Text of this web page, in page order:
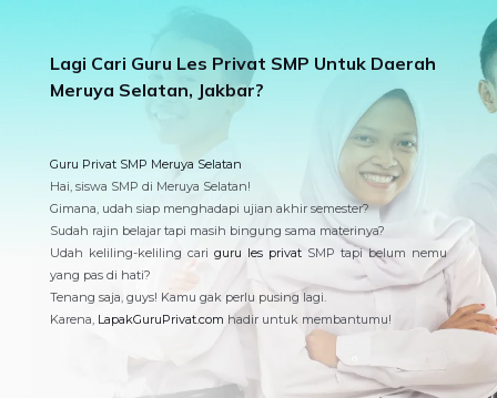
Lagi Cari Guru Les Privat SMP Untuk Daerah
Meruya Selatan, Jakbar?
Guru Privat SMP Meruya Selatan
Hai, siswa SMP di Meruya Selatan!
Gimana, udah siap menghadapi ujian akhir semester?
Sudah rajin belajar tapi masih bingung sama materinya?
Udah keliling-keliling cari guru les privat SMP tapi belum nemu
yang pas di hati?
Tenang saja, guys! Kamu gak perlu pusing lagi.
Karena, LapakGuruPrivat.com hadir untuk membantumu!